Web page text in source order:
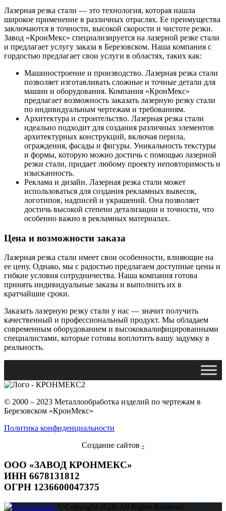
Лазерная резка стали — это технология, которая нашла
широкое применение в различных отраслях. Ее преимущества
заключаются в точности, высокой скорости и чистоте резки.
Завод «КронМекс» специализируется на лазерной резке стали
и предлагает услугу заказа в Березовском. Наша компания с
гордостью предлагает свои услуги в областях, таких как:
Машиностроение и производство. Лазерная резка стали
позволяет изготавливать сложные и точные детали для
машин и оборудования. Компания «КронМекс»
предлагает возможность заказать лазерную резку стали
по индивидуальным чертежам и требованиям.
Архитектура и строительство. Лазерная резка стали
идеально подходит для создания различных элементов
архитектурных конструкций, включая перила,
ограждения, фасады и фигуры. Уникальность текстуры
и формы, которую можно достичь с помощью лазерной
резки стали, придает любому проекту неповторимость и
изысканность.
Реклама и дизайн. Лазерная резка стали может
использоваться для создания рекламных вывесок,
логотипов, надписей и украшений. Она позволяет
достичь высокой степени детализации и точности, что
особенно важно в рекламных материалах.
Цена и возможности заказа
Лазерная резка стали имеет свои особенности, влияющие на
ее цену. Однако, мы с радостью предлагаем доступные цены и
гибкие условия сотрудничества. Наша компания готова
принять индивидуальные заказы и выполнить их в
кратчайшие сроки.
Заказать лазерную резку стали у нас — значит получить
качественный и профессиональный продукт. Мы обладаем
современным оборудованием и высококвалифицированными
специалистами, которые готовы воплотить вашу задумку в
реальность.
© 2000 – 2023 Металлообработка изделий по чертежам в
Березовском «КронМекс»
Политика конфиденциальности
Создание сайтов -
ООО «ЗАВОД КРОНМЕКС»
ИНН 6678131812
ОГРН 1236600047375
© Copyright 2026. All Rights Reserved.